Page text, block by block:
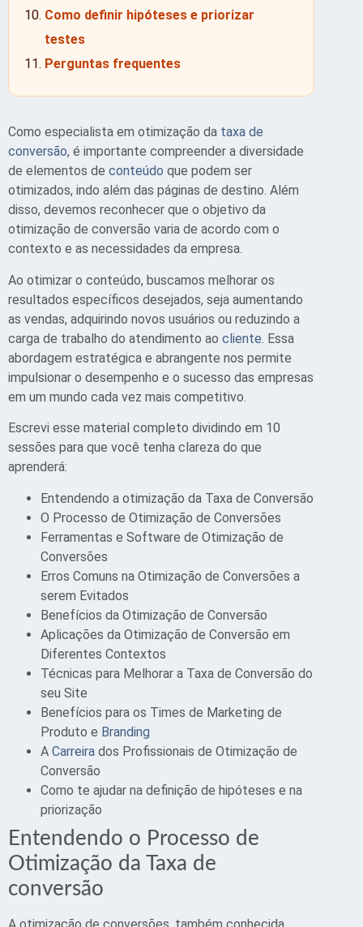
Como definir hipóteses e priorizar
testes
Perguntas frequentes
Como especialista em otimização da taxa de
conversão, é importante compreender a diversidade
de elementos de conteúdo que podem ser
otimizados, indo além das páginas de destino. Além
disso, devemos reconhecer que o objetivo da
otimização de conversão varia de acordo com o
contexto e as necessidades da empresa.
Ao otimizar o conteúdo, buscamos melhorar os
resultados específicos desejados, seja aumentando
as vendas, adquirindo novos usuários ou reduzindo a
carga de trabalho do atendimento ao cliente. Essa
abordagem estratégica e abrangente nos permite
impulsionar o desempenho e o sucesso das empresas
em um mundo cada vez mais competitivo.
Escrevi esse material completo dividindo em 10
sessões para que você tenha clareza do que
aprenderá:
Entendendo a otimização da Taxa de Conversão
O Processo de Otimização de Conversões
Ferramentas e Software de Otimização de
Conversões
Erros Comuns na Otimização de Conversões a
serem Evitados
Benefícios da Otimização de Conversão
Aplicações da Otimização de Conversão em
Diferentes Contextos
Técnicas para Melhorar a Taxa de Conversão do
seu Site
Benefícios para os Times de Marketing de
Produto e Branding
A Carreira dos Profissionais de Otimização de
Conversão
Como te ajudar na definição de hipóteses e na
priorização
Entendendo o Processo de
Otimização da Taxa de
conversão
A otimização de conversões, também conhecida